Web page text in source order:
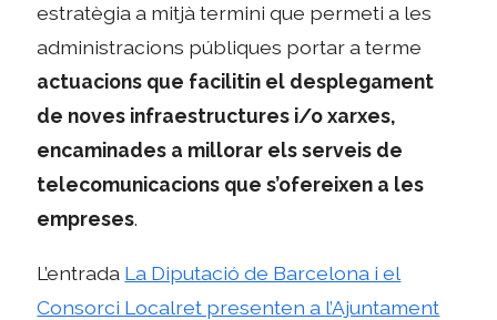
estratègia a mitjà termini que permeti a les
administracions públiques portar a terme
actuacions que facilitin el desplegament
de noves infraestructures i/o xarxes,
encaminades a millorar els serveis de
telecomunicacions que s’ofereixen a les
empreses.
L’entrada La Diputació de Barcelona i el
Consorci Localret presenten a l’Ajuntament